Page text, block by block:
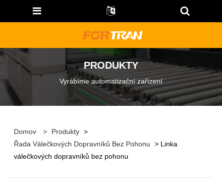
PRODUKTY
Vyrábíme automatizační zařízení
Domov > Produkty >
Řada Válečkových Dopravníků Bez Pohonu
> Linka
válečkových dopravníků bez pohonu